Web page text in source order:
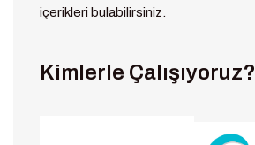
içerikleri bulabilirsiniz.
Kimlerle Çalışıyoruz?